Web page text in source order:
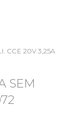
CCE 20V 3,25A
SEM